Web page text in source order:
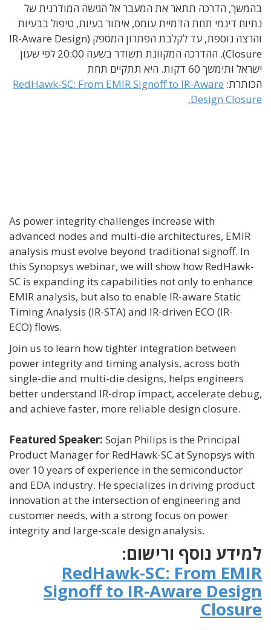
בהמשך, הדרכה תתאר את המעבר אל הגישה המודרנית של
נתיוח דינמי תחת הדמיית עומס, איתור בעיות, טיפול בבעיות
והרצה נוספת, עד לקלבת הפתרון המספק (IR-Aware Design
Closure
).
ההדרכה המקוונת תשודר בשעה 20:00 לפי שעון
ישראל ותימשך 60 דקות. היא תתקיים תחת
הכותרת: RedHawk-SC: From EMIR Signoff to IR-Aware
Design Closure.
As power integrity challenges increase with
advanced nodes and multi-die architectures, EMIR
analysis must evolve beyond traditional signoff. In
this Synopsys webinar, we will show how RedHawk-
SC is expanding its capabilities not only to enhance
EMIR analysis, but also to enable IR-aware Static
Timing Analysis (IR-STA) and IR-driven ECO (IR-
ECO) flows.
Join us to learn how tighter integration between
power integrity and timing analysis, across both
single-die and multi-die designs, helps engineers
better understand IR-drop impact, accelerate debug,
and achieve faster, more reliable design closure.
Featured Speaker: Sojan Philips is the Principal
Product Manager for RedHawk-SC at Synopsys with
over 10 years of experience in the semiconductor
and EDA industry. He specializes in driving product
innovation at the intersection of engineering and
customer needs, with a strong focus on power
integrity and large-scale design analysis.
למידע נוסף ורישום:
RedHawk-SC: From EMIR
Signoff to IR-Aware Design
Closure